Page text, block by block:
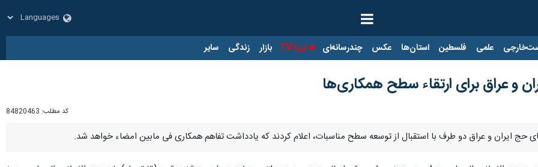
علمی فلسطین استان‌ها عکس چندرسانه‌ای ایرنا TV بازار زندگی سایر
و عراق برای ارتقاء سطح همکاری‌ها
کد مطلب: 84820463